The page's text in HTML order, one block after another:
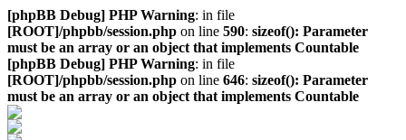
[phpBB Debug] PHP Warning: in file
[ROOT]/phpbb/session.php on line 590: sizeof(): Parameter
must be an array or an object that implements Countable
[phpBB Debug] PHP Warning: in file
[ROOT]/phpbb/session.php on line 646: sizeof(): Parameter
must be an array or an object that implements Countable